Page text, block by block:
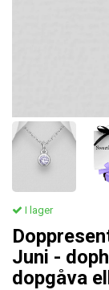
I lager
Juni -
dopgåva